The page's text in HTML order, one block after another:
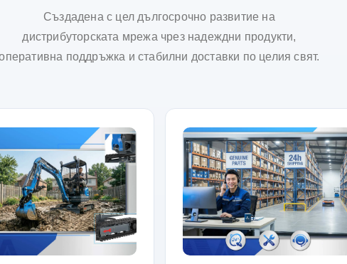
Създадена с цел дългосрочно развитие на
дистрибуторската мрежа чрез надеждни продукти,
поддръжка и стабилни доставки по целия свят.